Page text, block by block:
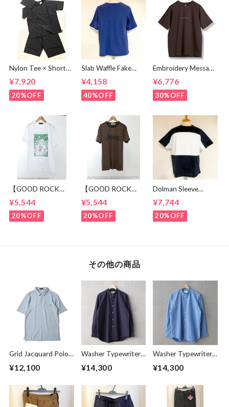
Nylon Tee × Shorts
Set Up Black
¥7,920
20%OFF
Slab Waffle Fake
layered Roll Neck
Cut & Sewn Navy
¥4,158
40%OFF
Embroidery Message
Crew Neck T-
shirts Brown
¥6,776
30%OFF
【GOOD ROCK
DAY “Kerplunk!”
Front & Back
Graphic T-Shirt
¥5,544
20%OFF
【GOOD ROCK
Classic Logo Graphic
Ringer T-Shirt
Brown
¥5,544
20%OFF
Dolman Sleeve
Sewn Black /
White
¥7,744
20%OFF
その他の商品
Grid Jacquard Polo
¥12,100
Washer Typewriter
Collar Shirt Mid
¥14,300
Washer Typewriter
Collar Shirt Blue
¥14,300